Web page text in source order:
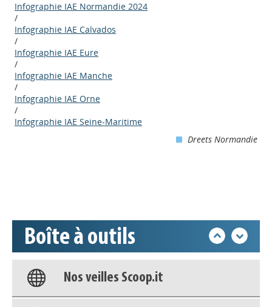
Infographie IAE Normandie 2024
/
Infographie IAE Calvados
/
Infographie IAE Eure
/
Infographie IAE Manche
/
Infographie IAE Orne
/
Infographie IAE Seine-Maritime
Dreets Normandie
Boîte à outils
Appels à projets
Base documentaire
Nos veilles Scoop.it